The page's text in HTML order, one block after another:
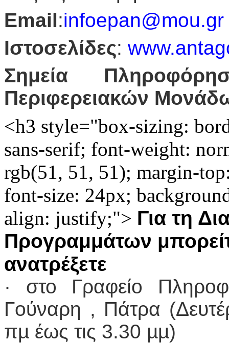
Εmail:infoepan@mou.gr
Ιστοσελίδες:
Σημεία
Περιφερειακών
<h3 style="box-sizing:
sans-serif; font-weight:
rgb(51, 51, 51); margin-
font-size: 24px;
align: justify;"> Για τη
Προγραμμάτων
ανατρέξετε
· στο Γραφείο
Γούναρη , Πάτρα
πµ έως τις 3.30 µµ)